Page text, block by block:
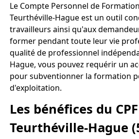
Le Compte Personnel de
Teurthéville-Hague est un outil
travailleurs ainsi qu'aux
former pendant toute leur vie
qualité de professionnel
Hague, vous pouvez requérir un
pour subventionner la formation
d'exploitation.
Les bénéfices du
Teurthéville-Hague